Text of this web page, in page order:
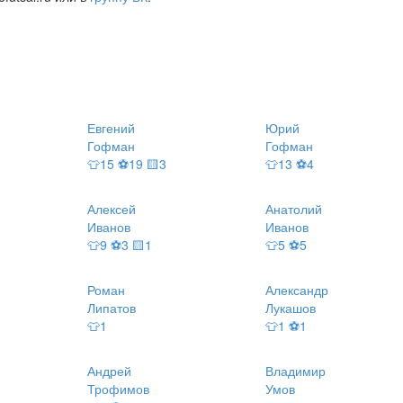
Евгений
Гофман
👕15 ⚽19 🟨3
Юрий
Гофман
👕13 ⚽4
Алексей
Иванов
👕9 ⚽3 🟨1
Анатолий
Иванов
👕5 ⚽5
Роман
Липатов
👕1
Александр
Лукашов
👕1 ⚽1
Андрей
Трофимов
Владимир
Умов